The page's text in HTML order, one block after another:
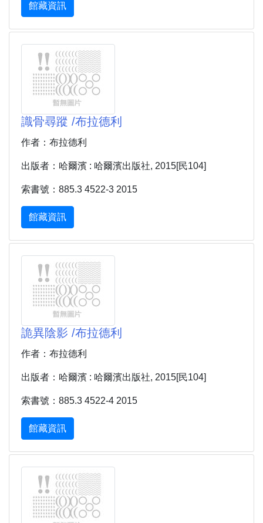
館藏資訊
識骨尋蹤 /布拉德利
作者：布拉德利
出版者：哈爾濱 : 哈爾濱出版社, 2015[民104]
索書號：885.3 4522-3 2015
館藏資訊
詭異陰影 /布拉德利
作者：布拉德利
出版者：哈爾濱 : 哈爾濱出版社, 2015[民104]
索書號：885.3 4522-4 2015
館藏資訊